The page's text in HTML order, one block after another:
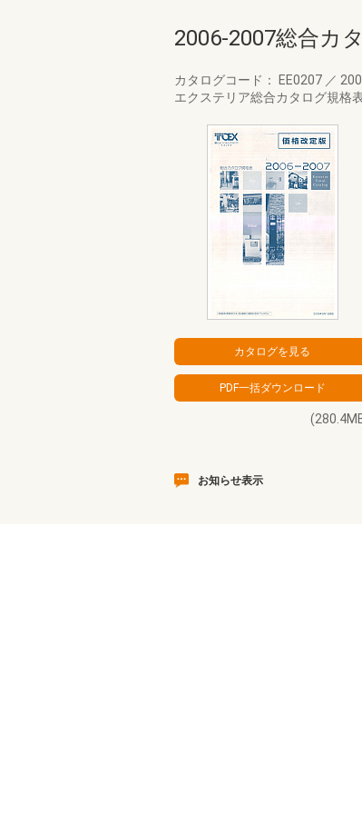
2006-2007総合カ
カタログコード： EE0207 ／
エクステリア総合カタログ規格
お知らせ表示